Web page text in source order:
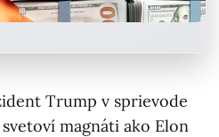
Trump v sprievode
magnáti ako Elon